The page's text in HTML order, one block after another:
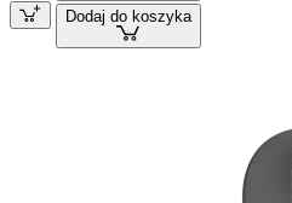
Dodaj do koszyka